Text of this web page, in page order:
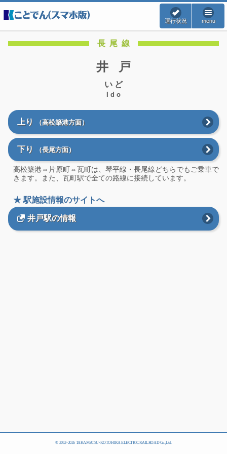
運行状況 menu
長尾線
井戸
いど
Ido
上り （高松築港方面）
下り （長尾方面）
高松築港⇔片原町⇔瓦町は、琴平線・長尾線どちらでもご乗車で
きます。また、瓦町駅で全ての路線に接続しています。
★ 駅施設情報のサイトへ
井戸駅の情報
© 2012-2026 TAKAMATSU-KOTOHIRA ELECTRIC RAILROAD Co.,Ltd.